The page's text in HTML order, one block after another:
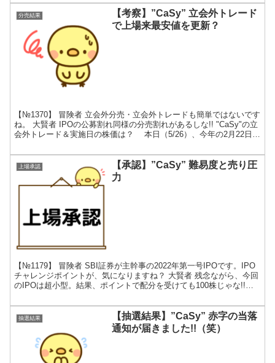
分売結果
【考察】”CaSy” 立会外トレード
で上場来最安値を更新？
【№1370】 冒険者 立会外分売・立会外トレードも簡単ではないです
ね。 大賢者 IPOの公募割れ同様の分売割れがあるしな!! "CaSy"の立
会外トレード＆実施日の株価は？ 本日（5/26）、今年の2月22日に
上場承認
【承認】”CaSy” 難易度と売り圧
力
【№1179】 冒険者 SBI証券が主幹事の2022年第一号IPOです。IPO
チャレンジポイントが、気になりますね？ 大賢者 残念ながら、今回
のIPOは超小型。結果、ポイントで配分を受けても100株じゃな!!
抽選結果
【抽選結果】”CaSy” 赤字の当落
通知が届きました!!（笑）